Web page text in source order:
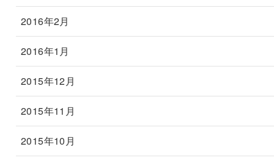
2016年2月
2016年1月
2015年12月
2015年11月
2015年10月